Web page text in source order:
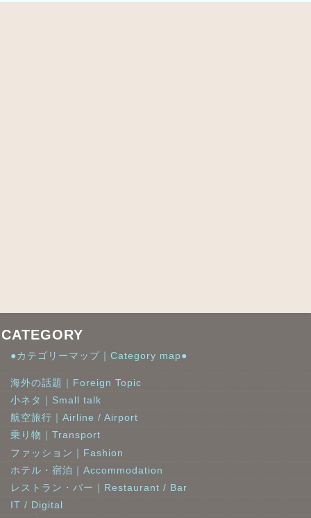
CATEGORY
●カテゴリーマップ｜Category map●
海外の話題｜Foreign Topic
小ネタ｜Small talk
航空旅行｜Airline / Airport
乗り物｜Transport
ファッション｜Fashion
ホテル・宿泊｜Accommodation
レストラン・バー｜Restaurant / Bar
IT / Digital